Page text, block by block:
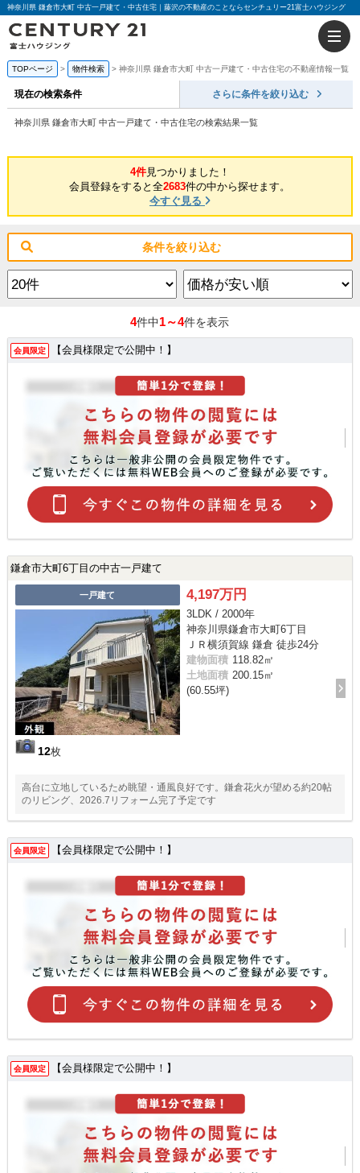
神奈川県 鎌倉市大町 中古一戸建て・中古住宅｜藤沢の不動産のことならセンチュリー21富士ハウジング
TOPページ 物件検索 神奈川県 鎌倉市大町 中古一戸建て・中古住宅の不動産情報一覧
現在の検索条件 さらに条件を絞り込む
神奈川県 鎌倉市大町 中古一戸建て・中古住宅の検索結果一覧
4件見つかりました！
会員登録をすると全2683件の中から探せます。
今すぐ見る
条件を絞り込む
4件中1～4件を表示
会員限定 【会員様限定で公開中！】
鎌倉市大町6丁目の中古一戸建て
一戸建て
12枚
4,197万円
3LDK / 2000年
神奈川県鎌倉市大町6丁目
ＪＲ横須賀線 鎌倉 徒歩24分
建物面積 118.82㎡
土地面積 200.15㎡
(60.55坪)
高台に立地しているため眺望・通風良好です。鎌倉花火が望める約20帖
のリビング、2026.7リフォーム完了予定です
会員限定 【会員様限定で公開中！】
会員限定 【会員様限定で公開中！】